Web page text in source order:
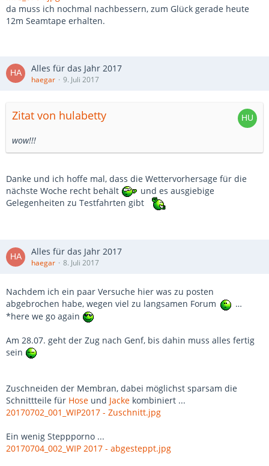
da muss ich nochmal nachbessern, zum Glück gerade heute
12m Seamtape erhalten.
Alles für das Jahr 2017
haegar 9. Juli 2017
Zitat von hulabetty
wow!!!
Danke und ich hoffe mal, dass die Wettervorhersage für die
nächste Woche recht behält
und es ausgiebige
Gelegenheiten zu Testfahrten gibt
Alles für das Jahr 2017
haegar 8. Juli 2017
Nachdem ich ein paar Versuche hier was zu posten
abgebrochen habe, wegen viel zu langsamen Forum
…
*here we go again
Am 28.07. geht der Zug nach Genf, bis dahin muss alles fertig
sein
Zuschneiden der Membran, dabei möglichst sparsam die
Schnittteile für Hose und Jacke kombiniert ...
20170702_001_WIP2017 - Zuschnitt.jpg
Ein wenig Steppporno ...
20170704_002_WIP 2017 - abgesteppt.jpg